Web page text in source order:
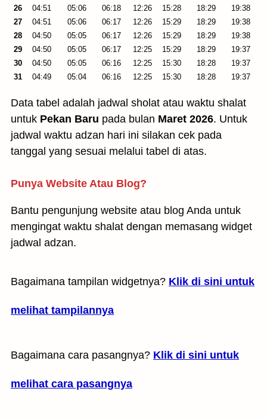
26
04:51 05:06 06:18 12:26 15:28 18:29
19:38
27
04:51 05:06 06:17 12:26 15:29 18:29
19:38
28
04:50 05:05 06:17 12:26 15:29 18:29
19:38
29
04:50 05:05 06:17 12:25 15:29 18:29
19:37
30
04:50 05:05 06:16 12:25 15:30 18:28
19:37
31
04:49 05:04 06:16 12:25 15:30 18:28 19:37
Data tabel adalah jadwal sholat atau waktu shalat
untuk Pekan Baru pada bulan Maret 2026. Untuk
jadwal waktu adzan hari ini silakan cek pada
tanggal yang sesuai melalui tabel di atas.
Punya Website Atau Blog?
Bantu pengunjung website atau blog Anda untuk
mengingat waktu shalat dengan memasang widget
jadwal adzan.
Bagaimana tampilan widgetnya? Klik di sini untuk
melihat tampilannya
Bagaimana cara pasangnya? Klik di sini untuk
melihat cara pasangnya